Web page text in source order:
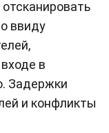
ввиду
в
Задержки
и конфликты